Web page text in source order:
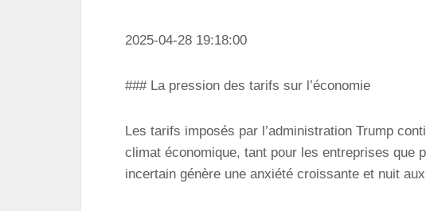
2025-04-28 19:18:00
### La pression des tarifs sur l’économie
Les tarifs imposés par l’administration Trump
climat économique, tant pour les entreprises que
incertain génère une anxiété croissante et nuit